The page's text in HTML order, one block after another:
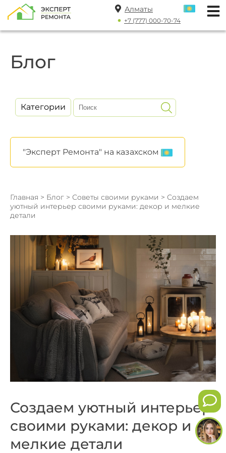
Алматы
+7 (777) 000-70-74
Блог
Категории
"Эксперт Ремонта" на казахском
Главная > Блог > Советы своими руками > Создаем
уютный интерьер своими руками: декор и мелкие
детали
Создаем уютный интерьер
своими руками: декор и
мелкие детали